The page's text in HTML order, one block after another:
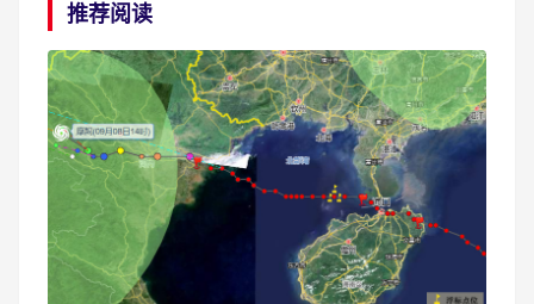
推荐阅读